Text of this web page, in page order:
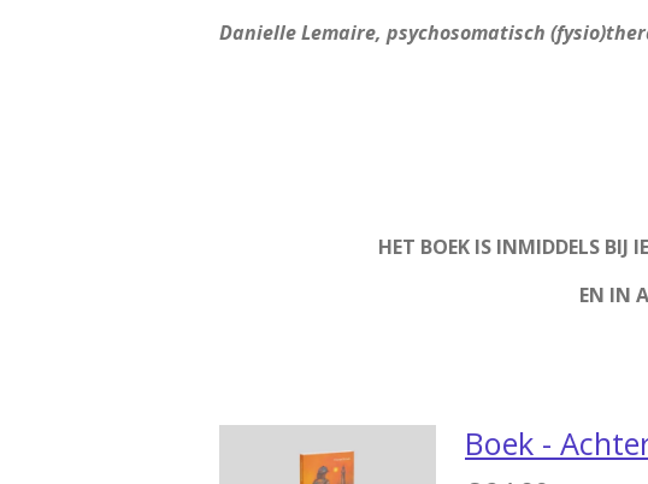
Danielle Lemaire, psychosomatisch
HET BOEK IS INMIDDELS BIJ
EN IN
Boek -